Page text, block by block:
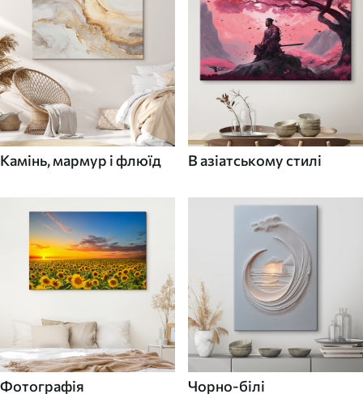
Камінь, мармур і флюїд В азіатському стилі
Фотографія Чорно-білі